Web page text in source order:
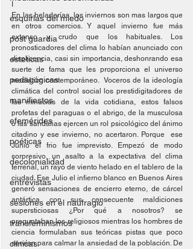
esquirlas del miedo
post guardia
esteticas
pedagógicas
manifiestos
efemérides
poéticas
decolonialidad
entrevistas
sesiones en el naufragio
transfeminismos
clínicas
En las heladerías, los inviernos son mas largos que
en otros comercios. Y aquel invierno fue más
extenso y crudo que los habituales. Los
pronosticadores del clima lo habían anunciado con
displicencia, casi sin importancia, deshonrando esa
suerte de fama que les proporciona el universo
mediático contemporáneo.  Voceros de la ideología
climática del control social los prestidigitadores de
las minucias de la vida cotidiana, estos falsos
profetas del paraguas o el abrigo, de la musculosa
o las sandalias ejercen un rol psicológico del ánimo
citadino y ese invierno, no acertaron. Porque  ese
Junio el frio fue imprevisto. Empezó de modo
sorpresivo, un asalto a la expectativa del clima
terrenal, un rayo de viento helado en el tablero de la
ciudad. Ese Julio el infierno blanco en Buenos Aires
generó sensaciones de encierro eterno, de cárcel
antártica con sus consecuente maldiciones
supersticiosas ¿Por qué a nosotros? se
preguntaban los religiosos mientras los hombres de
ciencia formulaban sus teóricas pistas que poco
servían para calmar la ansiedad de la población. De